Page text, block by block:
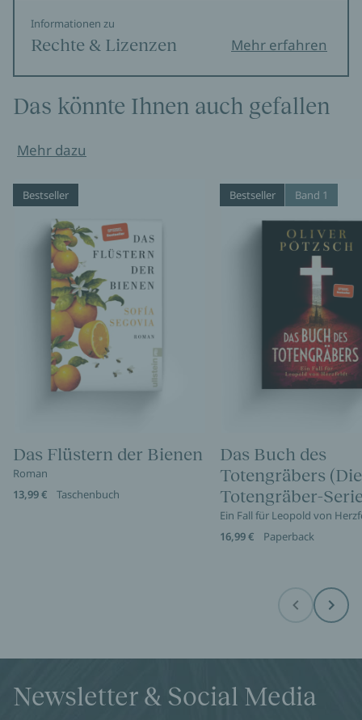
Informationen zu
Rechte & Lizenzen Mehr erfahren
Das könnte Ihnen auch gefallen
Mehr dazu
Bestseller
Das Flüstern der Bienen
Roman
13,99 €
Taschenbuch
Bestseller Band 1
Das Buch des
Totengräbers (Die
Totengräber-
Ein Fall für Leopold von
16,99 €
Paperback
Before Next
Newsletter & Social Media